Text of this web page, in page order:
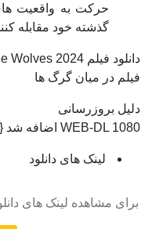
حرکت به واقعیت
گذشته خود مقابله
دانلود فیلم Amongst the Wolves 2024 با دوبله اختصاصی
فیلم در میان گرگ ها
دلیل بروزرسانی
WEB-DL 1080 اضافه شد { دوبله اول اضافه شد }
لینک های دانلود
برای مشاهده لینک های